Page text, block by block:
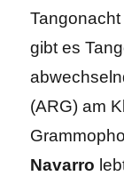
gibt es
(ARG) am
Navarro